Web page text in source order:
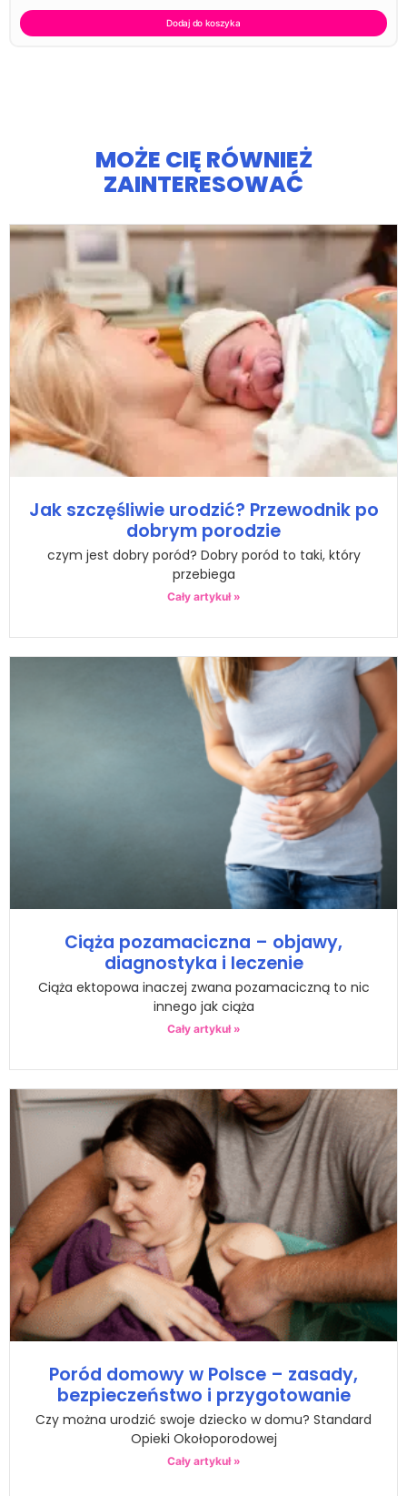
Dodaj do koszyka
MOŻE CIĘ RÓWNIEŻ
ZAINTERESOWAĆ
Jak szczęśliwie urodzić? Przewodnik po
dobrym porodzie
czym jest dobry poród? Dobry poród to taki, który
przebiega
Cały artykuł »
Ciąża pozamaciczna – objawy,
diagnostyka i leczenie
Ciąża ektopowa inaczej zwana pozamaciczną to nic
innego jak ciąża
Cały artykuł »
Poród domowy w Polsce – zasady,
bezpieczeństwo i przygotowanie
Czy można urodzić swoje dziecko w domu? Standard
Opieki Okołoporodowej
Cały artykuł »